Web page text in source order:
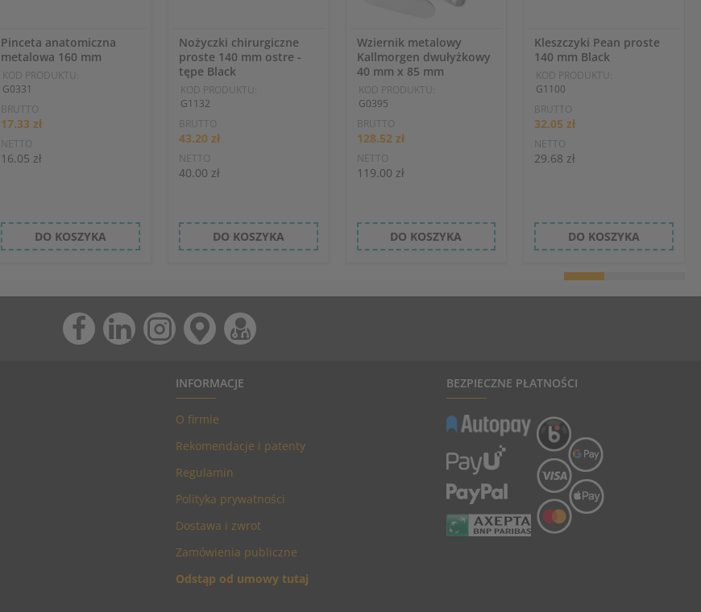
Pinceta anatomiczna
metalowa 160 mm
KOD PRODUKTU:
G0331
BRUTTO
17.33 zł
NETTO
16.05 zł
DO KOSZYKA
Nożyczki chirurgiczne
proste 140 mm ostre -
tępe Black
KOD PRODUKTU:
G1132
BRUTTO
43.20 zł
NETTO
40.00 zł
DO KOSZYKA
Wziernik metalowy
Kallmorgen dwułyżkowy
40 mm x 85 mm
KOD PRODUKTU:
G0395
BRUTTO
128.52 zł
NETTO
119.00 zł
DO KOSZYKA
Kleszczyki Pean proste
140 mm Black
KOD PRODUKTU:
G1100
BRUTTO
32.05 zł
NETTO
29.68 zł
DO KOSZYKA
INFORMACJE
O firmie
Rekomendacje i patenty
Regulamin
Polityka prywatności
Dostawa i zwrot
Zamówienia publiczne
Odstąp od umowy tutaj
BEZPIECZNE PŁATNOŚCI